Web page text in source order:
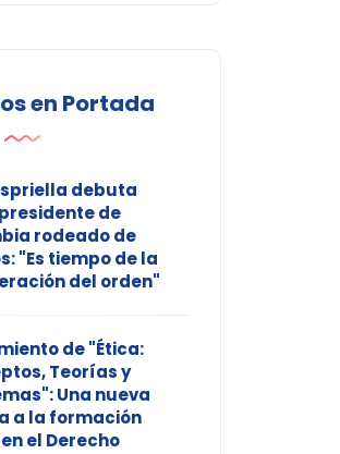
en Portada
debuta
de
rodeado de
"Es tiempo de la
del orden"
de "Ética:
Teorías y
Una nueva
a la formación
el Derecho